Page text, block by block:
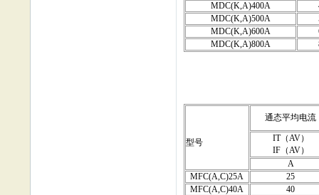
MDC(K,A)400A
MDC(K,A)500A
MDC(K,A)600A
MDC(K,A)800A
型号
通态平均电流
IT（AV）
IF（AV）
A
MFC(A,C)25A
25
MFC(A,C)40A
40